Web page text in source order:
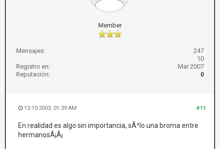
Member
Mensajes:
247
10
Registro en:
Mar 2007
Reputación:
0
#11
12-10-2003, 01:39 AM
En realidad es algo sin importancia, sÃ³lo una broma entre
hermanosÂ¡Â¡